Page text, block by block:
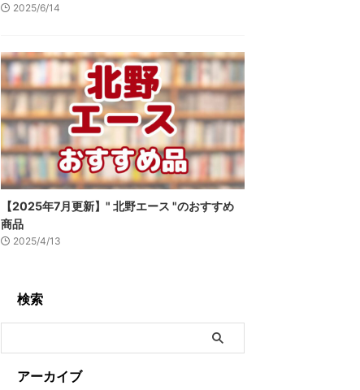
2025/6/14
【2025年7月更新】" 北野エース "のおすすめ
商品
2025/4/13
検索
アーカイブ